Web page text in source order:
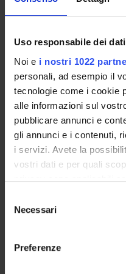
Uso responsabile dei dati
Noi e i nostri 1022
personali, ad esempio il
tecnologie come i cookie
alle informazioni sul
pubblicare annunci e
gli annunci e i contenuti,
i servizi. Avete la
vostri dati e per quali
privacy sono applicabili
modificare o revocare il
momento dalla
delNecessari
Preferenze
Referente
Claudio Zoli
Referente esterno
Data pubblicazione
10 marzo 2017
OFFERTA FORMATIVA